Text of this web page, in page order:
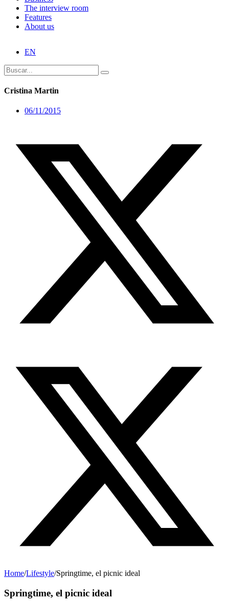
The interview room
Features
About us
EN
Cristina Martin
06/11/2015
Home/Lifestyle/Springtime, el picnic ideal
Springtime, el picnic ideal